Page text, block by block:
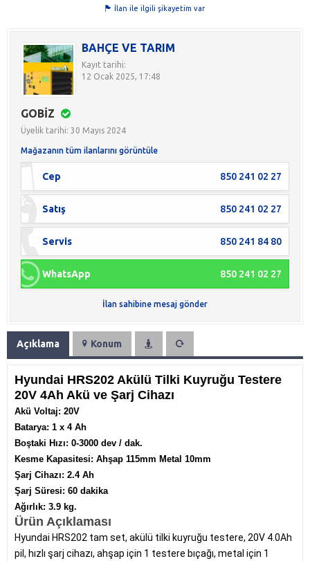
İlan ile ilgili şikayetim var
BAHÇE VE TARIM
Kayıt tarihi:
12 Ocak 2025, 17:48
GOBİZ
Üyelik tarihi: 30 Mayıs 2024
Mağazanın tüm ilanlarını görüntüle
Cep 850 241 02 27
Satış 850 241 02 27
Servis 850 241 84 80
WhatsApp 850 241 02 27
İlan sahibine mesaj gönder
Açıklama Konum
Hyundai HRS202 Akülü Tilki Kuyruğu Testere
20V 4Ah Akü ve Şarj Cihazı
Akü Voltaj: 20V
Batarya: 1 x 4 Ah
Boştaki Hızı: 0-3000 dev / dak.
Kesme Kapasitesi: Ahşap 115mm Metal 10mm
Şarj Cihazı: 2.4 Ah
Şarj Süresi: 60 dakika
Ağırlık: 3.9 kg.
Ürün Açıklaması
Hyundai HRS202 tam set, akülü tilki kuyruğu testere, 20V 4.0Ah
pil, hızlı şarj cihazı, ahşap için 1 testere bıçağı, metal için 1